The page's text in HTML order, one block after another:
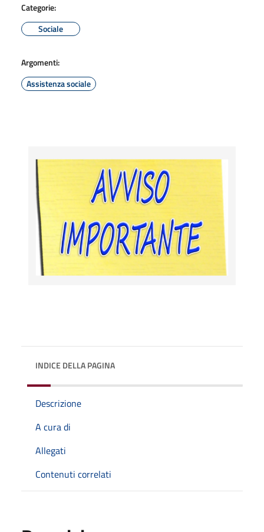
Categorie:
Sociale
Argomenti:
Assistenza sociale
INDICE DELLA PAGINA
Descrizione
A cura di
Allegati
Contenuti correlati